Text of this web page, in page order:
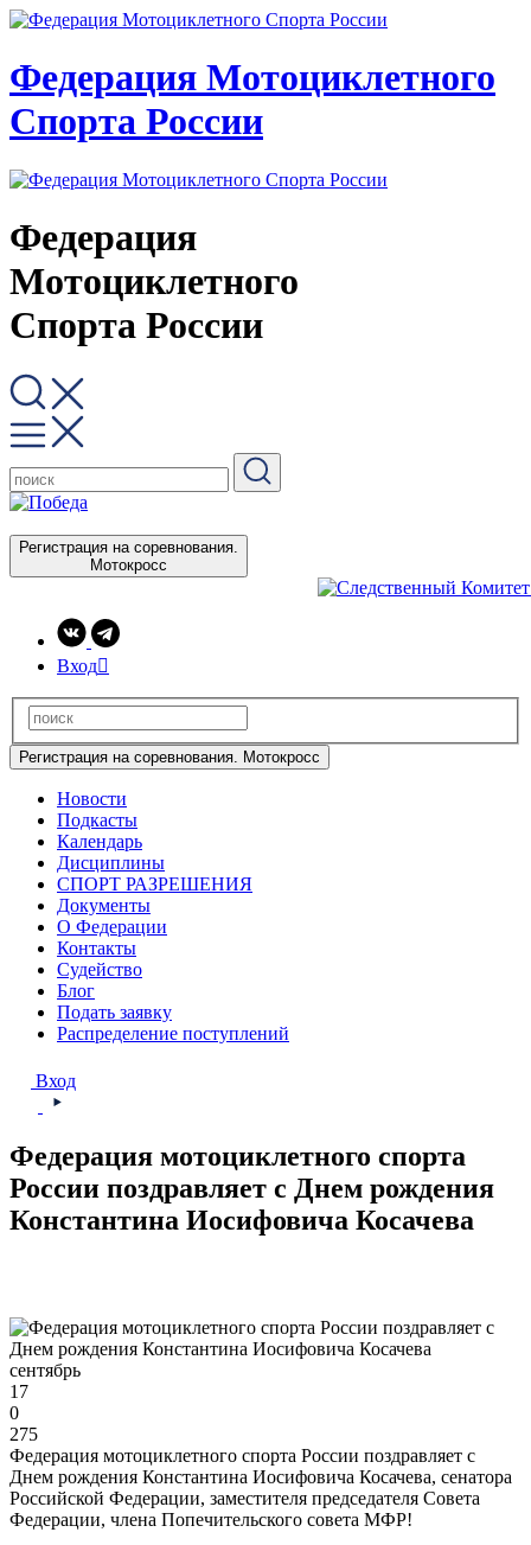
Федерация Мотоциклетного
Спорта России
Федерация
Мотоциклетного
Спорта России
Регистрация на соревнования.
Мотокросс
Вход
Регистрация на соревнования. Мотокросс
Новости
Подкасты
Календарь
Дисциплины
СПОРТ РАЗРЕШЕНИЯ
Документы
О Федерации
Контакты
Судейство
Блог
Подать заявку
Распределение поступлений
Вход
Федерация мотоциклетного спорта
России поздравляет с Днем рождения
Константина Иосифовича Косачева
сентябрь
17
0
275
Федерация мотоциклетного спорта России поздравляет с
Днем рождения Константина Иосифовича Косачева, сенатора
Российской Федерации, заместителя председателя Совета
Федерации, члена Попечительского совета МФР!